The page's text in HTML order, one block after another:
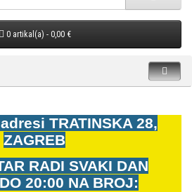
0 artikal(a) - 0,00 €
TRATINSKA 28,
ZAGREB
RADI SVAKI DAN
20:00 NA BROJ: